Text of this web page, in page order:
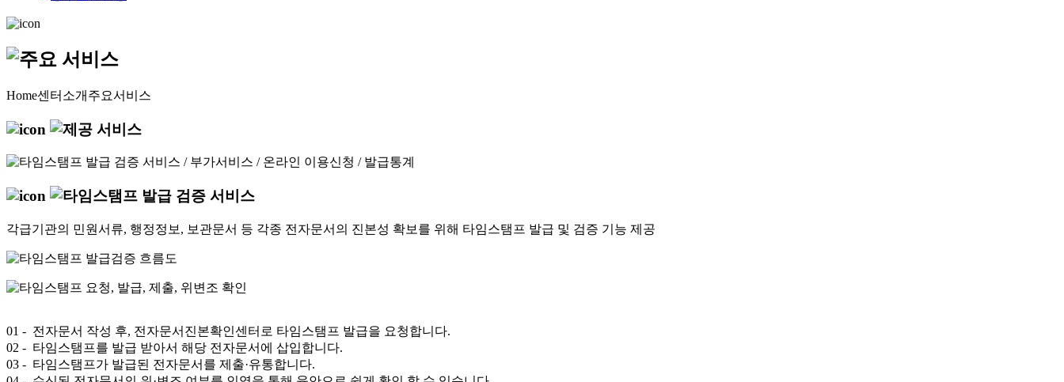
Home센터소개 주요서비스
각급기관의 민원서류, 행정정보, 보관문서 등 각종 전자문서의 진본성 확보를 위해 타임스탬프 발급 및 검증 기능 제공
01 - 전자문서 작성 후, 전자문서진본확인센터로 타임스탬프 발급을 요청합니다.
02 - 타임스탬프를 발급 받아서 해당 전자문서에 삽입합니다.
03 - 타임스탬프가 발급된 전자문서를 제출·유통합니다.